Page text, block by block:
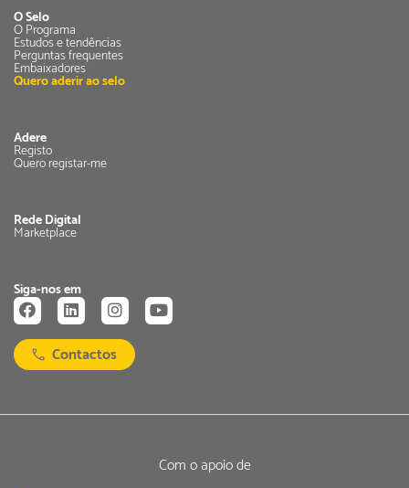
O Selo
O Programa
Estudos e tendências
Perguntas frequentes
Embaixadores
Quero aderir ao selo
Adere
Registo
Quero registar-me
Rede Digital
Marketplace
Siga-nos em
Contactos
Com o apoio de